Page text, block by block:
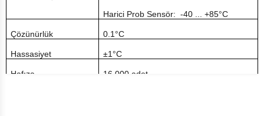
Harici Prob Sensör: -40 ... +85°C
Çözünürlük 0.1°C
Hassasiyet ±1°C
Hafıza 16.000 adet